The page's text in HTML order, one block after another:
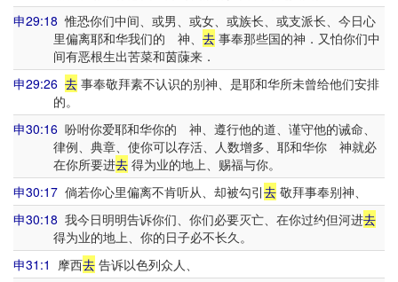
申29:18 惟恐你们中间、或男、或女、或族长、或支派长、今日心
里偏离耶和华我们的 神、 去事奉那些国的神．又怕你们中
间有恶根生出苦菜和茵蔯来．
申29:26 去 事奉敬拜素不认识的别神、是耶和华所未曾给他们安排
的。
申30:16 吩咐你爱耶和华你的 神、遵行他的道、谨守他的诫命、
律例、典章、使你可以存活、人数增多、耶和华你 神就必
在你所要进去得为业的地上、赐福与你。
申30:17 倘若你心里偏离不肯听从、却被勾引去 敬拜事奉别神、
申30:18 我今日明明告诉你们、你们必要灭亡、在你过约但河进去
得为业的地上、你的日子必不长久。
申31:1 摩西去 告诉以色列众人、